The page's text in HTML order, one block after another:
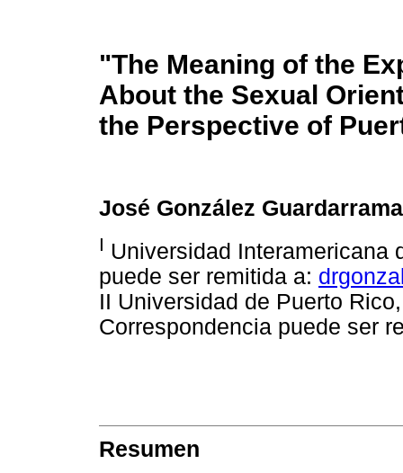
"The Meaning of the
About the Sexual
the Perspective of
José González Guardarrama
I Universidad Interamericana
puede ser remitida a:
II Universidad de Puerto
Correspondencia puede ser
Resumen